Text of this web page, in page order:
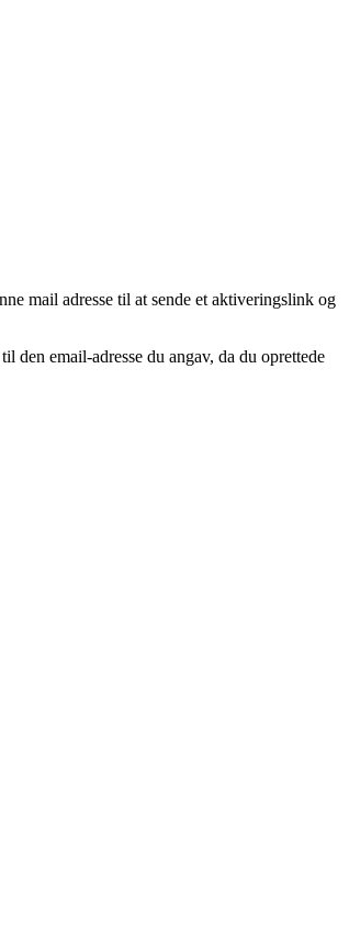
mail adresse til at sende et aktiveringslink og
den email-adresse du angav, da du oprettede